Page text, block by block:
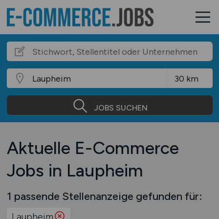
JOBS SUCHEN
Aktuelle E-Commerce
Jobs in Laupheim
1 passende Stellenanzeige gefunden für:
Laupheim